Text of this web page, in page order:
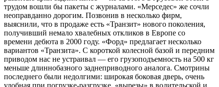
трудом вошли бы пакеты с журналами. «Мерседес» же сочли
неоправданно дорогим. Позвонив в несколько фирм,
выяснили, что в продаже есть «Транзит» нового поколения,
получивший немало хвалебных откликов в Европе со
времени дебюта в 2000 году. «Форд» предлагает несколько
вариантов «Транзита». С короткой колесной базой и передним
приводом нас не устраивал — его грузоподъемность на 500 кг
меньше длиннобазного заднеприводного аналога. Смотрины
последнего были недолгими: широкая боковая дверь, очень
удобная при погрузке-разгрузке, «вырезы» в водительской и